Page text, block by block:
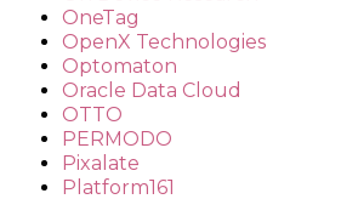
OneTag
OpenX Technologies
Optomaton
Oracle Data Cloud
OTTO
PERMODO
Pixalate
Platform161